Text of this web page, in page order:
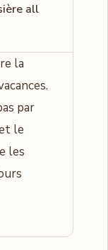
all
la
par
le
les